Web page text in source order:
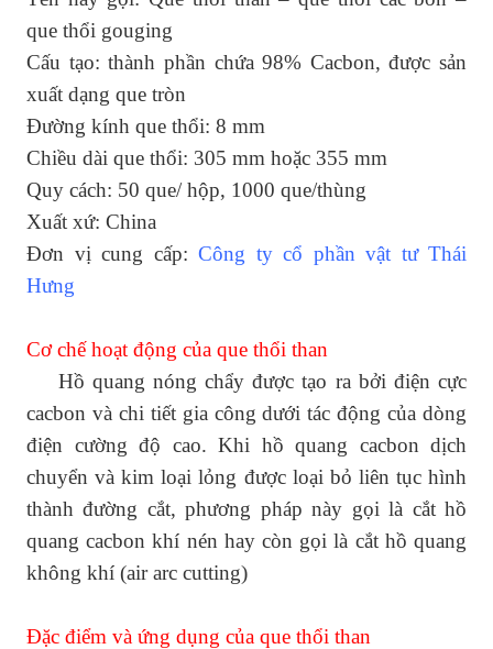
que thổi gouging
Cấu tạo: thành phần chứa 98% Cacbon, được sản
xuất dạng que tròn
Đường kính que thổi: 8 mm
Chiều dài que thổi: 305 mm hoặc 355 mm
Quy cách: 50 que/ hộp, 1000 que/thùng
Xuất xứ: China
Đơn vị cung cấp: Công ty cổ phần vật tư Thái
Hưng
Cơ chế hoạt động của que thổi than
Hồ quang nóng chẩy được tạo ra bởi điện cực
cacbon và chi tiết gia công dưới tác động của dòng
điện cường độ cao. Khi hồ quang cacbon dịch
chuyển và kim loại lỏng được loại bỏ liên tục hình
thành đường cắt, phương pháp này gọi là cắt hồ
quang cacbon khí nén hay còn gọi là cắt hồ quang
không khí (air arc cutting)
Đặc điểm và ứng dụng của que thổi than